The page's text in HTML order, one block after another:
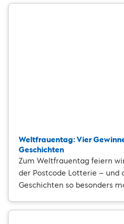
Weltfrauentag: Vier
Geschichten
Zum Weltfrauentag feiern
der Postcode Lotterie – und
Geschichten so besonders
Mal geht es um einen